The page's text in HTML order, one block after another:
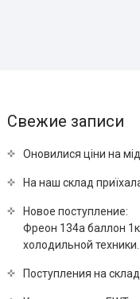
Свежие записи
Оновилися ціни на
На наш склад
Новое поступление:
Фреон 134a баллон
холодильной техники.
Поступления на